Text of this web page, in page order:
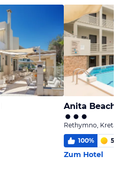
Anita Beach
Rethymno, Kreta
100% 5,6
Zum Hotel